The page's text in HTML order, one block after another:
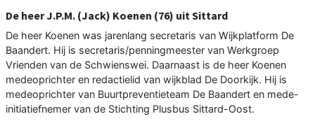
De heer J.P.M. (Jack) Koenen (76) uit Sittard
De heer Koenen was jarenlang secretaris van Wijkplatform De
Baandert. Hij is secretaris/penningmeester van Werkgroep
Vrienden van de Schwienswei. Daarnaast is de heer Koenen
medeoprichter en redactielid van wijkblad De Doorkijk. Hij is
medeoprichter van Buurtpreventieteam De Baandert en mede-
initiatiefnemer van de Stichting Plusbus Sittard-Oost.